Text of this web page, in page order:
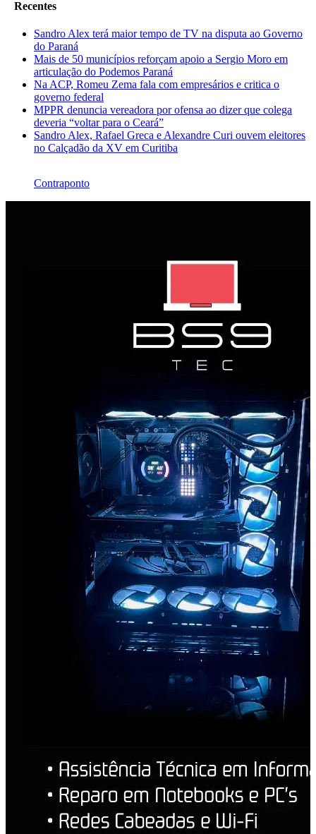
Recentes
Sandro Alex terá maior tempo de TV na disputa ao Governo
do Paraná
Mais de 50 municípios reforçam apoio a Sergio Moro em
articulação do Podemos Paraná
Na ACP, Romeu Zema fala com empresários e critica o
governo federal
MPPR denuncia vereadora por ofensa ao dizer que colega
deveria “voltar para o Ceará”
Sandro Alex, Rafael Greca e Alexandre Curi ouvem eleitores
no Calçadão da XV em Curitiba
Contraponto